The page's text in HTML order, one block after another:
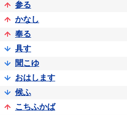
参る
かなし
奉る
具す
聞こゆ
おはします
候ふ
こちふかば